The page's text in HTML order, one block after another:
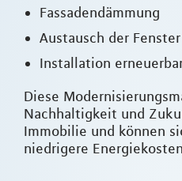
Fassadendämmung
Austausch der Fenster
Installation
Diese
Nachhaltigkeit und
Immobilie und können
niedrigere